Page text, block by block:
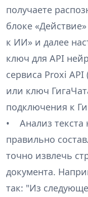
получаете
блоке
к ИИ» и далее
ключ для API
сервиса Proxi
или ключ
подключения к
• Анализ
правильно
точно извлечь
документа.
так: "Из